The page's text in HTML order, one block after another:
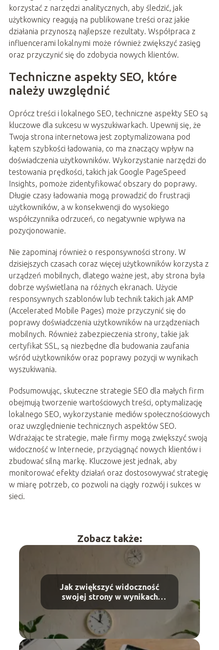
korzystać z narzędzi analitycznych, aby śledzić, jak
użytkownicy reagują na publikowane treści oraz jakie
działania przynoszą najlepsze rezultaty. Współpraca z
influencerami lokalnymi może również zwiększyć zasięg
oraz przyczynić się do zdobycia nowych klientów.
Techniczne aspekty SEO, które
należy uwzględnić
Oprócz treści i lokalnego SEO, techniczne aspekty SEO są
kluczowe dla sukcesu w wyszukiwarkach. Upewnij się, że
Twoja strona internetowa jest zoptymalizowana pod
kątem szybkości ładowania, co ma znaczący wpływ na
doświadczenia użytkowników. Wykorzystanie narzędzi do
testowania prędkości, takich jak Google PageSpeed
Insights, pomoże zidentyfikować obszary do poprawy.
Długie czasy ładowania mogą prowadzić do frustracji
użytkowników, a w konsekwencji do wysokiego
współczynnika odrzuceń, co negatywnie wpływa na
pozycjonowanie.
Nie zapominaj również o responsywności strony. W
dzisiejszych czasach coraz więcej użytkowników korzysta z
urządzeń mobilnych, dlatego ważne jest, aby strona była
dobrze wyświetlana na różnych ekranach. Użycie
responsywnych szablonów lub technik takich jak AMP
(Accelerated Mobile Pages) może przyczynić się do
poprawy doświadczenia użytkowników na urządzeniach
mobilnych. Również zabezpieczenia strony, takie jak
certyfikat SSL, są niezbędne dla budowania zaufania
wśród użytkowników oraz poprawy pozycji w wynikach
wyszukiwania.
Podsumowując, skuteczne strategie SEO dla małych firm
obejmują tworzenie wartościowych treści, optymalizację
lokalnego SEO, wykorzystanie mediów społecznościowych
oraz uwzględnienie technicznych aspektów SEO.
Wdrażając te strategie, małe firmy mogą zwiększyć swoją
widoczność w Internecie, przyciągnąć nowych klientów i
zbudować silną markę. Kluczowe jest jednak, aby
monitorować efekty działań oraz dostosowywać strategię
w miarę potrzeb, co pozwoli na ciągły rozwój i sukces w
sieci.
Zobacz także:
Jak zwiększyć widoczność
swojej strony w wynikach